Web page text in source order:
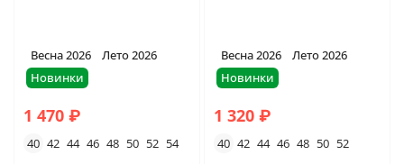
Весна 2026
Лето 2026
Новинки
1 470 ₽
40 42 44 46 48 50 52 54
Весна 2026
Лето 2026
Новинки
1 320 ₽
40 42 44 46 48 50 52